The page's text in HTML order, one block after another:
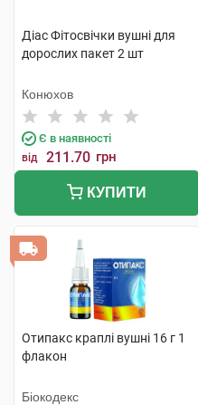
Діас Фітосвічки вушні для
дорослих пакет 2 шт
Конюхов
Є в наявності
від 211.70 грн
КУПИТИ
Отипакс краплі вушні 16 г 1
флакон
Біокодекс